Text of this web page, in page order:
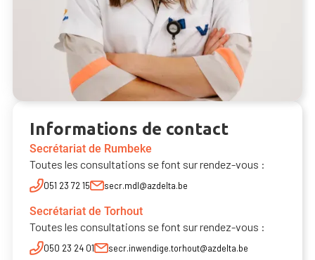
Dr. Sofie De Meulder
Informations de contact
Secrétariat de Rumbeke
Toutes les consultations se font sur rendez-vous :
051 23 72 15 secr.mdl@azdelta.be
Secrétariat de Torhout
Toutes les consultations se font sur rendez-vous :
050 23 24 01 secr.inwendige.torhout@azdelta.be